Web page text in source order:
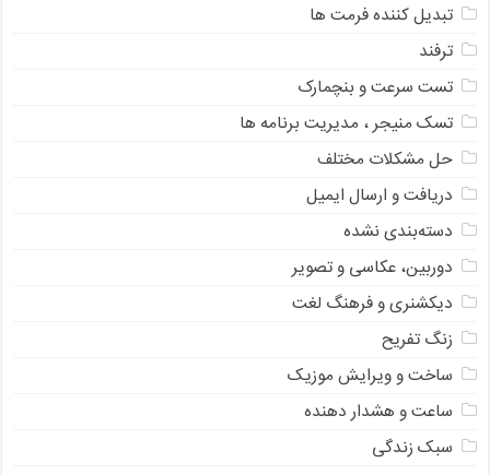
تبدیل کننده فرمت ها
ترفند
تست سرعت و بنچمارک
تسک منیجر ، مدیریت برنامه ها
حل مشکلات مختلف
دریافت و ارسال ایمیل
دسته‌بندی نشده
دوربین، عکاسی و تصویر
دیکشنری و فرهنگ لغت
زنگ تفریح
ساخت و ویرایش موزیک
ساعت و هشدار دهنده
سبک زندگی